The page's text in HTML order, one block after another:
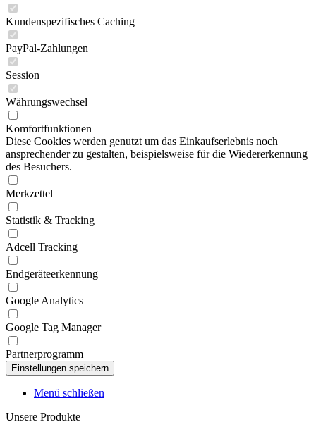
Kundenspezifisches Caching
PayPal-Zahlungen
Session
Währungswechsel
Komfortfunktionen
Diese Cookies werden genutzt um das Einkaufserlebnis noch
ansprechender zu gestalten, beispielsweise für die Wiedererkennung
des Besuchers.
Merkzettel
Statistik & Tracking
Adcell Tracking
Endgeräteerkennung
Google Analytics
Google Tag Manager
Partnerprogramm
Menü schließen
Unsere Produkte